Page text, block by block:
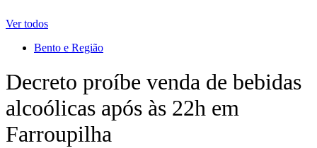
Ver todos
Bento e Região
Decreto proíbe venda de bebidas
alcoólicas após às 22h em
Farroupilha